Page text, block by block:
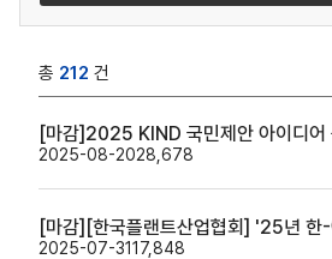
총 212 건
[마감]2025 KIND 국민제안 아이디어
2025-08-2028,678
2025-07-3117,848